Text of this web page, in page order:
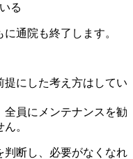
る
通院も終了します。
提にした考え方はしてい
全員にメンテナンスを勧
。
判断し、必要がなくなれ